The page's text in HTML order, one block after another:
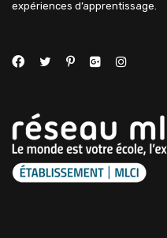
expériences d’apprentissage.